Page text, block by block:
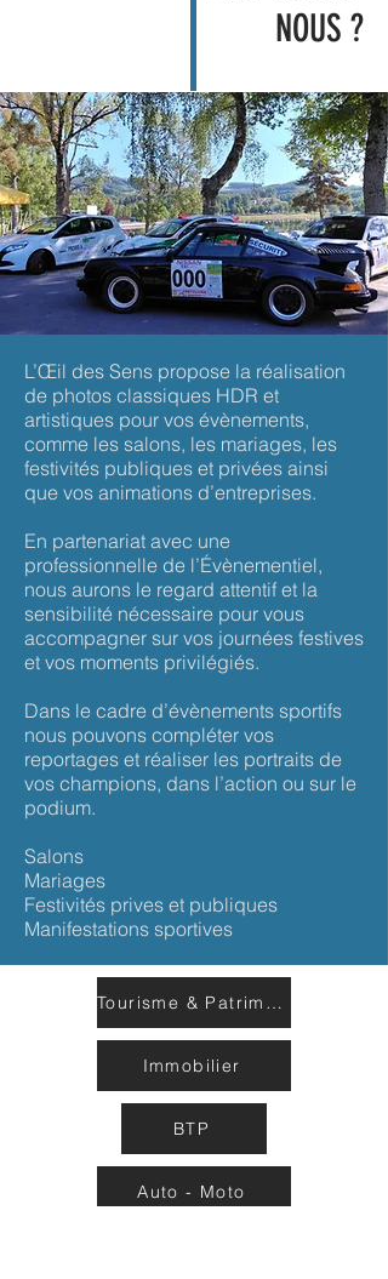
NOUS ?
L’Œil des Sens propose la réalisation
de photos classiques HDR et
artistiques pour vos évènements,
comme les salons, les mariages, les
festivités publiques et privées ainsi
que vos animations d’entreprises.
En partenariat avec une
professionnelle de l’Évènementiel,
nous aurons le regard attentif et la
sensibilité nécessaire pour vous
accompagner sur vos journées festives
et vos moments privilégiés.
Dans le cadre d’évènements sportifs
nous pouvons compléter vos
reportages et réaliser les portraits de
vos champions, dans l’action ou sur le
podium.
Salons
Mariages
Festivités prives et publiques
Manifestations sportives
Tourisme & Patrimoine
Immobilier
BTP
Auto - Moto